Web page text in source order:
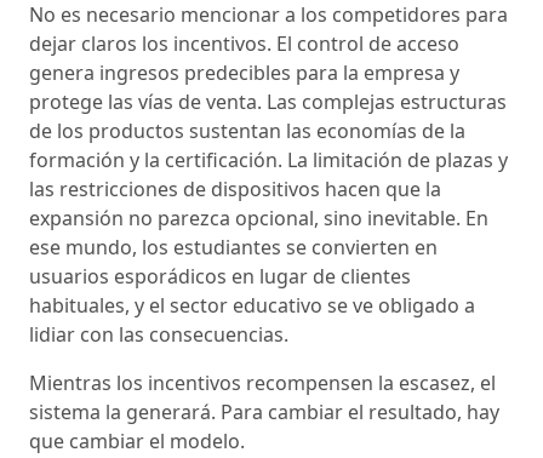
No es necesario mencionar a los competidores para
dejar claros los incentivos. El control de acceso
genera ingresos predecibles para la empresa y
protege las vías de venta. Las complejas estructuras
de los productos sustentan las economías de la
formación y la certificación. La limitación de plazas y
las restricciones de dispositivos hacen que la
expansión no parezca opcional, sino inevitable. En
ese mundo, los estudiantes se convierten en
usuarios esporádicos en lugar de clientes
habituales, y el sector educativo se ve obligado a
lidiar con las consecuencias.
Mientras los incentivos recompensen la escasez, el
sistema la generará. Para cambiar el resultado, hay
que cambiar el modelo.